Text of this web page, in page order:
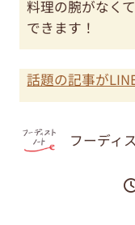
料理の腕がなく
できます！
話題の記事が
フーディ